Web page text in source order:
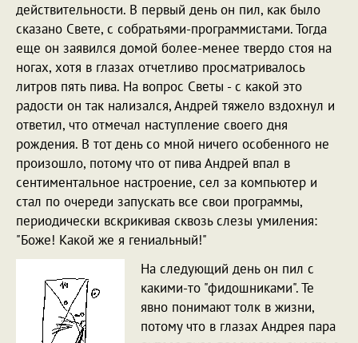
действительности. В первый день он пил, как было
сказано Свете, с собратьями-программистами. Тогда
еще он заявился домой более-менее твердо стоя на
ногах, хотя в глазах отчетливо просматривалось
литров пять пива. На вопрос Светы - с какой это
радости он так нализался, Андрей тяжело вздохнул и
ответил, что отмечал наступление своего дня
рождения. В тот день со мной ничего особенного не
произошло, потому что от пива Андрей впал в
сентиментальное настроение, сел за компьютер и
стал по очереди запускать все свои программы,
периодически вскрикивая сквозь слезы умиления:
"Боже! Какой же я гениальный!"
На следующий день он пил с
какими-то "фидошниками". Те
явно понимают толк в жизни,
потому что в глазах Андрея пара